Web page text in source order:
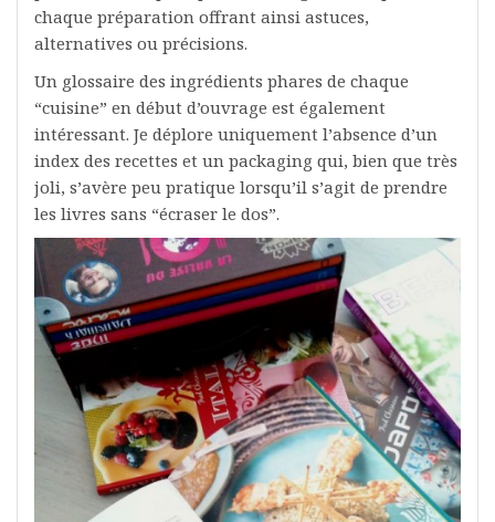
chaque préparation offrant ainsi astuces,
alternatives ou précisions.
Un glossaire des ingrédients phares de chaque
“cuisine” en début d’ouvrage est également
intéressant. Je déplore uniquement l’absence d’un
index des recettes et un packaging qui, bien que très
joli, s’avère peu pratique lorsqu’il s’agit de prendre
les livres sans “écraser le dos”.